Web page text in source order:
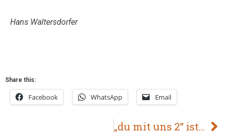
Hans Waltersdorfer
Share this:
Facebook WhatsApp Email
„du mit uns 2“ ist da!